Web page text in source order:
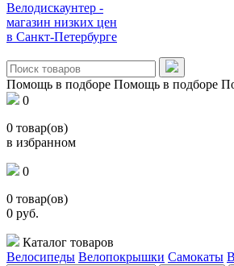
Велодискаунтер -
магазин низких цен
в Санкт-Петербурге
Помощь в подборе Помощь в подборе
0
0 товар(ов)
в избранном
0
0 товар(ов)
0 руб.
Каталог товаров
Велосипеды Велопокрышки Самокаты